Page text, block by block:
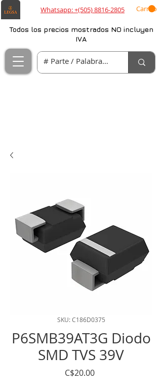
Whatsapp: +(505) 8816-2805 Carrito
Todos los precios mostrados NO incluyen
IVA
SKU: C186D0375
P6SMB39AT3G Diodo
SMD TVS 39V
C$20.00Precio